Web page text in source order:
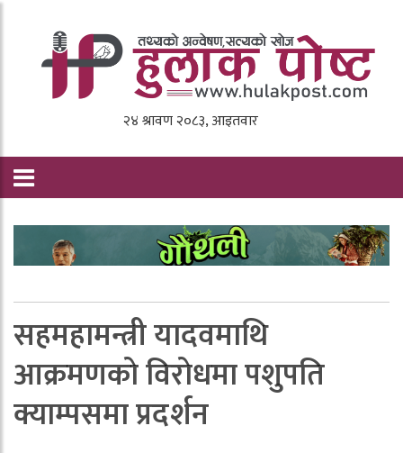
सहमहामन्त्री यादवमाथि
आक्रमणकाे विराेधमा पशुपति
क्याम्पसमा प्रदर्शन